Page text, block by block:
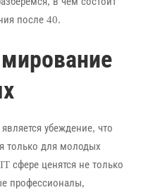
после 40.
убеждение, что
только для молодых
сфере ценятся не только
профессионалы,